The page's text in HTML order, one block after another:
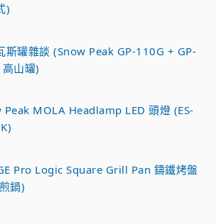
)
斯罐雜談 (Snow Peak GP-110G + GP-
山罐)
Peak MOLA Headlamp LED 頭燈 (ES-
Pro Logic Square Grill Pan 鑄鐵烤盤
鍋)